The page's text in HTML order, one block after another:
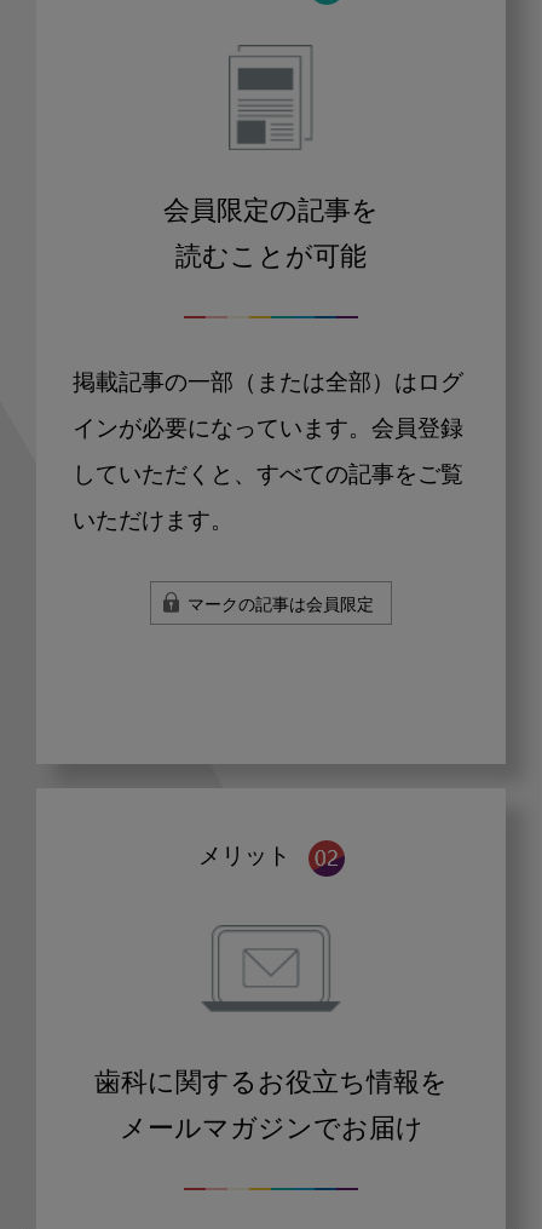
会員限定の記事を
読むことが可能
掲載記事の一部（または全部）はログ
インが必要になっています。会員登録
していただくと、すべての記事をご覧
いただけます。
マークの記事は会員限定
メリット
歯科に関するお役立ち情報を
メールマガジンでお届け